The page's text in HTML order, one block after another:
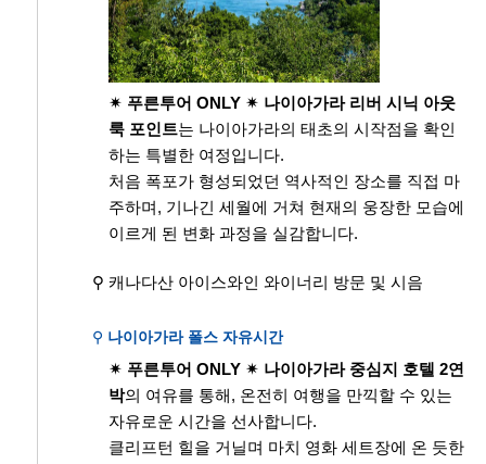
✴ 푸른투어 ONLY ✴ 나이아가라 리버 시닉 아웃
룩 포인트는 나이아가라의 태초의 시작점을 확인
하는 특별한 여정입니다.
처음 폭포가 형성되었던 역사적인 장소를 직접 마
주하며, 기나긴 세월에 거쳐 현재의 웅장한 모습에
이르게 된 변화 과정을 실감합니다.
⚲ 캐나다산 아이스와인 와이너리 방문 및 시음
⚲ 나이아가라 폴스 자유시간
✴ 푸른투어 ONLY ✴ 나이아가라 중심지 호텔 2연
박의 여유를 통해, 온전히 여행을 만끽할 수 있는
자유로운 시간을 선사합니다.
클리프턴 힐을 거닐며 마치 영화 세트장에 온 듯한